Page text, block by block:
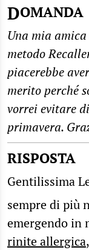
DOMANDA
Una mia
metodo
piacerebbe
merito perché
vorrei evitare
primavera.
RISPOSTA
Gentilissima
sempre di più
emergendo in
rinite allergica